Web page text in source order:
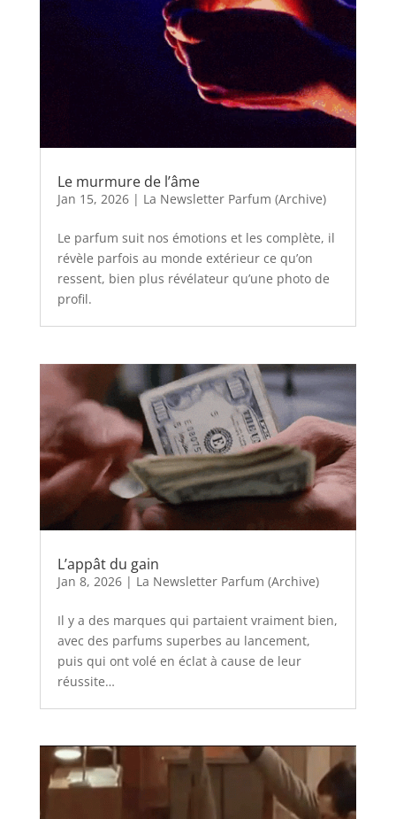
Le murmure de l’âme
Jan 15, 2026| La Newsletter Parfum (Archive)
Le parfum suit nos émotions et les complète, il
révèle parfois au monde extérieur ce qu’on
ressent, bien plus révélateur qu’une photo de
profil.
L’appât du gain
Jan 8, 2026| La Newsletter Parfum (Archive)
Il y a des marques qui partaient vraiment bien,
avec des parfums superbes au lancement,
puis qui ont volé en éclat à cause de leur
réussite…